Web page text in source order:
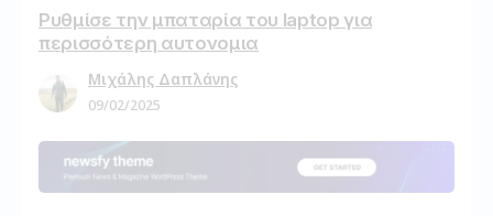
Ρυθμίσε την μπαταρία του laptop για
περισσότερη αυτονομια
Μιχάλης Δαπλάνης
09/02/2025